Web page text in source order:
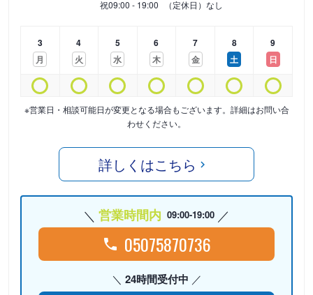
祝09:00 - 19:00 （定休日）なし
3
月
4
火
5
水
6
木
7
金
8
土
9
日
※営業日・相談可能日が変更となる場合もございます。詳細はお問い合
わせください。
詳しくはこちら
営業時間内 09:00-19:00
05075870736
24時間受付中